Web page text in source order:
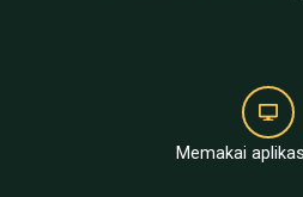
Memakai